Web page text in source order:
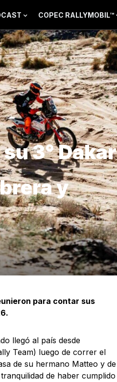
COPEC RALLYMOBIL™
3° Dakar
y
para contar sus
llegó al país desde
Team) luego de correr el
de su hermano Matteo y de
de haber cumplido